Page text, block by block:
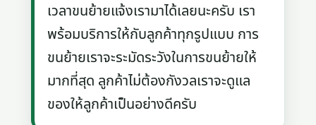
เวลาขนย้ายแจ้งเรามาได้เลยนะครับ เรา
พร้อมบริการให้กับลูกค้าทุกรูปแบบ การ
ขนย้ายเราจะระมัดระวังในการขนย้ายให้
มากที่สุด ลูกค้าไม่ต้องกังวลเราจะดูแล
ของให้ลูกค้าเป็นอย่างดีครับ